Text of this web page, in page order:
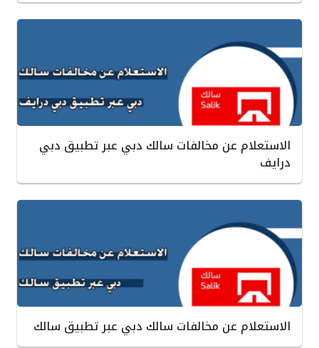
الاستعلام عن مخالفات سالك دبي عبر تطبيق دبي
درايف
الاستعلام عن مخالفات سالك دبي عبر تطبيق سالك